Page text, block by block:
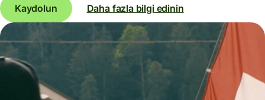
Kaydolun Daha fazla bilgi edinin